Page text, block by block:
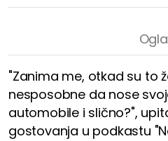
"Zanima me, otkad su to
nesposobne da nose
automobile i slično?",
gostovanja u podkastu